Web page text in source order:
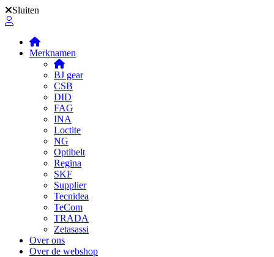
Sluiten
Merknamen
BJ gear
CSB
DID
FAG
INA
Loctite
NG
Optibelt
Regina
SKF
Supplier
Tecnidea
TeCom
TRADA
Zetasassi
Over ons
Over de webshop